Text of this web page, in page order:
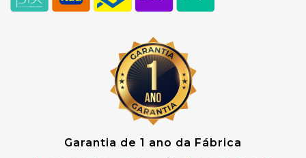
Garantia de 1 ano da Fábrica